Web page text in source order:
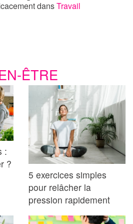
dansTravail
ÊTRE
:
?
5 exercices simples
pour relâcher la
pression rapidement